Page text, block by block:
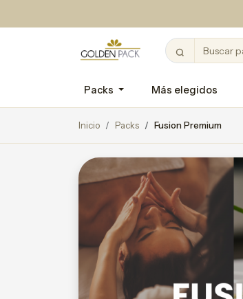
Packs Más elegidos
Inicio Packs Fusion Premium